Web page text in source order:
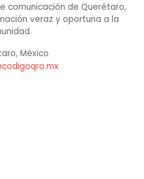
comunicación de Querétaro,
veraz y oportuna a la
México